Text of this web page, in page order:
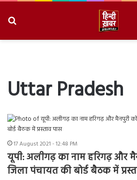
Uttar Pradesh
17 August 2021 - 12:48 PM
यूपी: अलीगढ़ का नाम हरिगढ़ और
जिला पंचायत की बोर्ड बैठक में